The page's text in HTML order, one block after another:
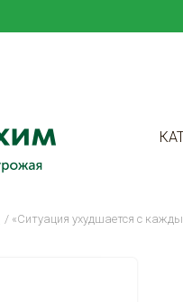
«Ситуация ухудшается с